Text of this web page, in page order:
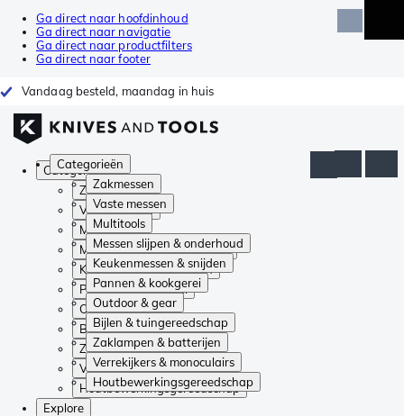
Ga direct naar hoofdinhoud
Ga direct naar navigatie
Ga direct naar productfilters
Ga direct naar footer
Vandaag besteld, maandag in huis
Categorieën
Zakmessen
Vaste messen
Multitools
Messen slijpen & onderhoud
Keukenmessen & snijden
Pannen & kookgerei
Outdoor & gear
Bijlen & tuingereedschap
Zaklampen & batterijen
Verrekijkers & monoculairs
Houtbewerkingsgereedschap
Categorieën
Zakmessen
Vaste messen
Multitools
Messen slijpen & onderhoud
Keukenmessen & snijden
Pannen & kookgerei
Outdoor & gear
Bijlen & tuingereedschap
Zaklampen & batterijen
Verrekijkers & monoculairs
Houtbewerkingsgereedschap
Explore